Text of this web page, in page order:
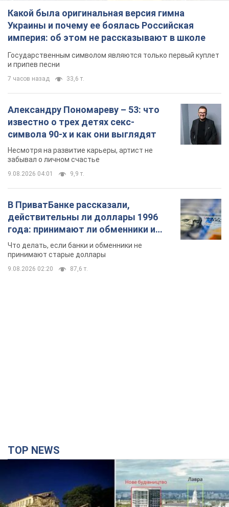
Александру Пономареву – 53: что
известно о трех детях секс-
символа 90-х и как они выглядят
забывал о личном счастье
действительны ли доллары 1996
года: принимают ли обменники и
банки такие купюры
принимают старые доллары
Киево-Печерскую лавру закроют 80-метровым
"монстром"? Почему киевские власти
отказались остановить строительство